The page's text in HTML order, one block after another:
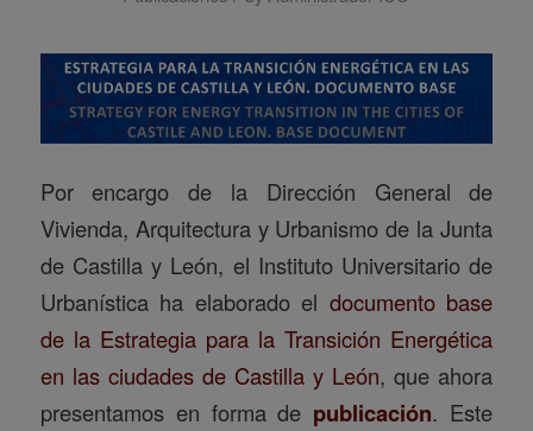
Por encargo de la Dirección General de
Vivienda, Arquitectura y Urbanismo de la Junta
de Castilla y León, el Instituto Universitario de
Urbanística ha elaborado el documento base
de la Estrategia para la Transición Energética
en las ciudades de Castilla y León, que ahora
presentamos en forma de publicación. Este